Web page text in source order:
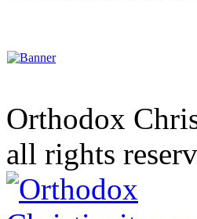
Orthodox
all rights